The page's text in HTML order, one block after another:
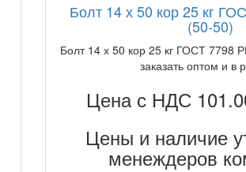
Болт 14 х 50 кор 25 кг
(50-50)
Болт 14 х 50 кор 25 кг ГОСТ 7798
заказать оптом и в
Цена с НДС
Цены и наличие
менеждеров